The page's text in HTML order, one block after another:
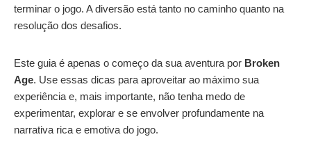
terminar o jogo. A diversão está tanto no caminho quanto na
resolução dos desafios.
Este guia é apenas o começo da sua aventura por Broken
Age. Use essas dicas para aproveitar ao máximo sua
experiência e, mais importante, não tenha medo de
experimentar, explorar e se envolver profundamente na
narrativa rica e emotiva do jogo.